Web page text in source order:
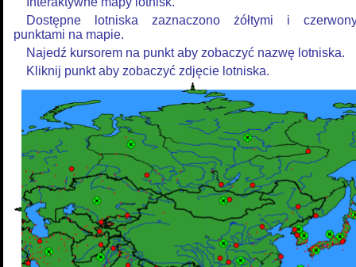
Dostępne lotniska zaznaczono żółtymi i
punktami na mapie.
Najedź kursorem na punkt aby zobaczyć nazwę lotniska.
Kliknij punkt aby zobaczyć zdjęcie lotniska.